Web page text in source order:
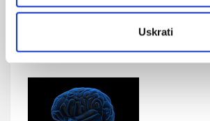
Uskrati
jezeru Jarunu obilježiti Svjetski dan
kojima novi život dolazi na svijet.